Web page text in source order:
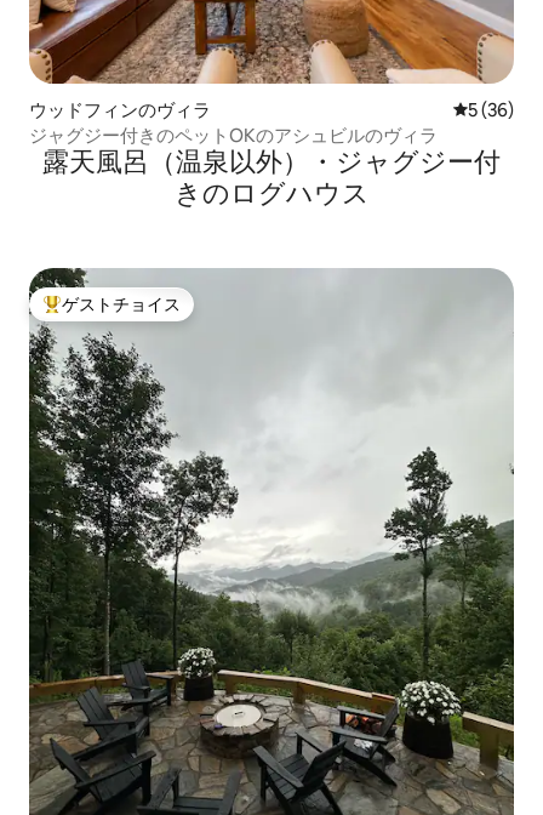
ウッドフィンのヴィラ レビュー
5 (36)
ジャグジー付きのペットOKのアシュビルのヴィラ
露天風呂（温泉以外）・ジャグジー付
きのログハウス
大好評のゲストチョイスです。
ゲストチョイス